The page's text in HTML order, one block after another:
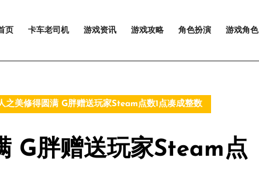
页 卡车老司机 游戏资讯 游戏攻略 角色扮演 游戏角色
之美修得圆满 G胖赠送玩家Steam点数1点凑成整数
G胖赠送玩家Steam点